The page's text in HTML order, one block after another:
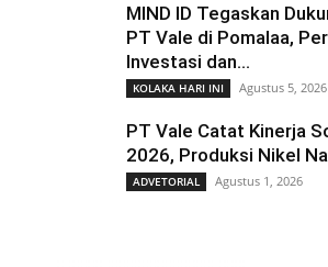
MIND ID Tegaskan
PT Vale di Pomalaa,
Investasi dan...
KOLAKA HARI INI Agustus 5, 2026
PT Vale Catat Kinerja
2026, Produksi Nikel
ADVETORIAL Agustus 1, 2026